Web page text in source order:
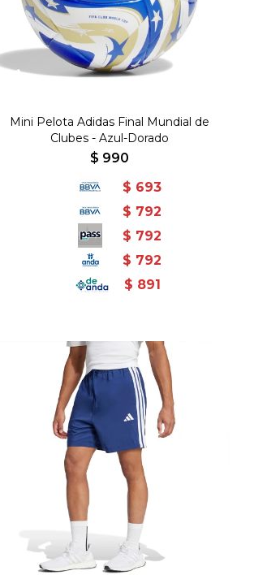
Mini Pelota Adidas Final Mundial de
Clubes - Azul-Dorado
$ 990
$ 693
$ 792
$ 792
$ 792
$ 891